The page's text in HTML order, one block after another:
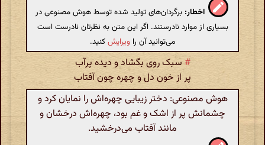
اخطار: برگردان‌های تولید شده توسط هوش مصنوعی در
بسیاری از موارد نادرستند. اگر این متن به نظرتان نادرست است
می‌توانید آن را ویرایشکنید.
# سبک روی بگشاد و دیده پرآب
پر از خون دل و چهره چون آفتاب
هوش مصنوعی: دختر زیبایی چهره‌اش را نمایان کرد و
چشمانش پر از اشک و غم بود، چهره‌اش درخشان و
مانند آفتاب می‌درخشید.